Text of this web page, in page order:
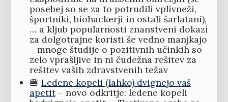
posebej so se za to potrudili vplivneži,
športniki, biohackerji in ostali šarlatani),
… a kljub popularnosti znanstveni dokazi
za dolgotrajne koristi še vedno manjkajo
– mnoge študije o pozitivnih učinkih so
zelo vprašljive in ni čudežna rešitev za
rešitev vaših zdravstvenih težav
🍔 Ledene kopeli (lahko) dvignejo vaš
apetit– novo odkritje: ledene kopeli